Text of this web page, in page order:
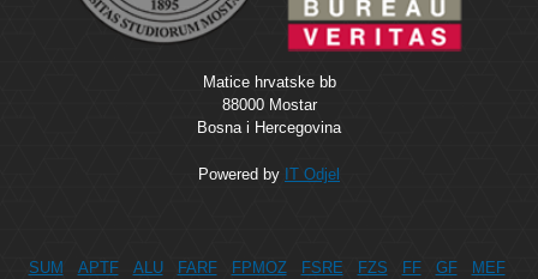
Matice hrvatske bb
88000 Mostar
Bosna i Hercegovina
Powered by IT Odjel
SUM APTF ALU FARF FPMOZ FSRE FZS FF GF
MEF